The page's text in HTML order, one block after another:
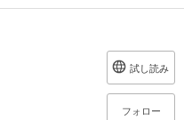
試し読み
フォロー